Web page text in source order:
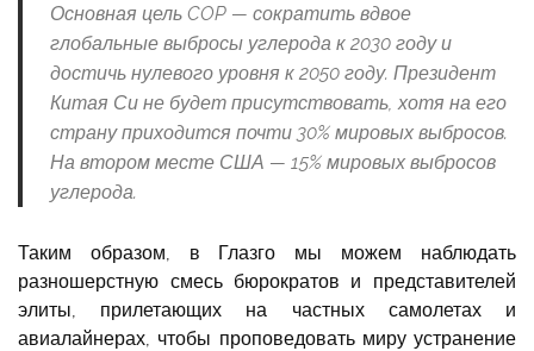
Основная цель COP — сократить вдвое
глобальные выбросы углерода к 2030 году и
достичь нулевого уровня к 2050 году. Президент
Китая Си не будет присутствовать, хотя на его
страну приходится почти 30% мировых выбросов.
На втором месте США — 15% мировых выбросов
углерода.
Таким образом, в Глазго мы можем наблюдать
разношерстную смесь бюрократов и представителей
элиты, прилетающих на частных самолетах и
авиалайнерах, чтобы проповедовать миру устранение